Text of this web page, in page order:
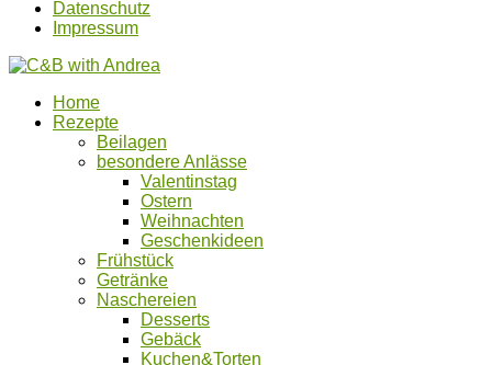
Datenschutz
Impressum
Home
Rezepte
Beilagen
besondere Anlässe
Valentinstag
Ostern
Weihnachten
Geschenkideen
Frühstück
Getränke
Naschereien
Desserts
Gebäck
Kuchen&Torten